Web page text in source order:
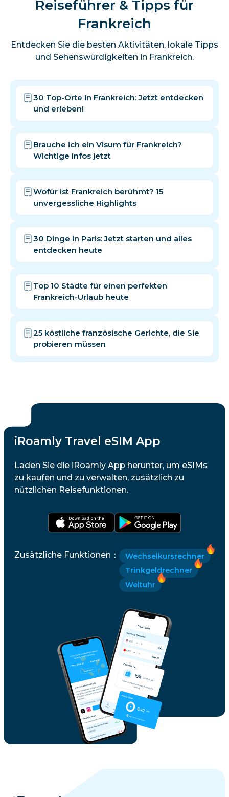
Reiseführer & Tipps für
Frankreich
Entdecken Sie die besten Aktivitäten, lokale Tipps
und Sehenswürdigkeiten in Frankreich.
30 Top-Orte in Frankreich: Jetzt entdecken
und erleben!
Brauche ich ein Visum für Frankreich?
Wichtige Infos jetzt
Wofür ist Frankreich berühmt? 15
unvergessliche Highlights
30 Dinge in Paris: Jetzt starten und alles
entdecken heute
Top 10 Städte für einen perfekten
Frankreich-Urlaub heute
25 köstliche französische Gerichte, die Sie
probieren müssen
iRoamly Travel eSIM App
Laden Sie die iRoamly App herunter, um eSIMs
zu kaufen und zu verwalten, zusätzlich zu
nützlichen Reisefunktionen.
Zusätzliche Funktionen ：
Wechselkursrechner
Trinkgeldrechner
Weltuhr